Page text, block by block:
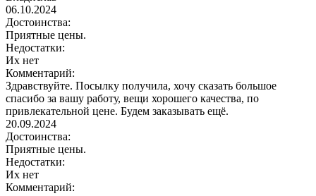
06.10.2024
Достоинства:
Приятные цены.
Недостатки:
Их нет
Комментарий:
Здравствуйте. Посылку получила, хочу сказать большое
спасибо за вашу работу, вещи хорошего качества, по
привлекательной цене. Будем заказывать ещё.
20.09.2024
Достоинства:
Приятные цены.
Недостатки:
Их нет
Комментарий: